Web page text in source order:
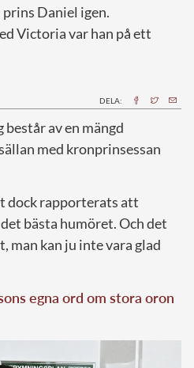
Daniel igen.
Victoria var han på ett
DELA:
består av en mängd
med kronprinsessan
dock rapporterats att
bästa humöret. Och det
man kan ju inte vara glad
egna ord om stora oron